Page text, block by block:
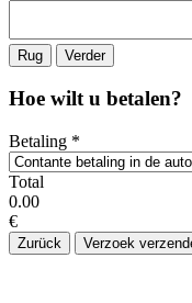
Rug Verder
Hoe wilt u betalen?
Betaling *
Total
0.00
€
Zurück Verzoek